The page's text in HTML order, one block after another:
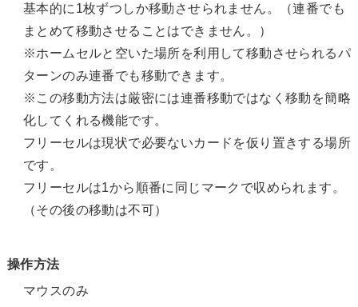
基本的に1枚ずつしか移動させられません。（連番でも
まとめて移動させることはできません。）
※ホームセルと空いた場所を利用して移動させられるパ
ターンのみ連番でも移動できます。
※この移動方法は厳密には連番移動ではなく移動を簡略
化してくれる機能です。
フリーセルは現状で必要ないカードを仮り置きする場所
です。
フリーセルは1から順番に同じマークで収められます。
（その後の移動は不可）
操作方法
マウスのみ